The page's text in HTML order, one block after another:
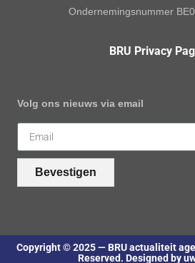
Ondernemingsnummer
BRU Privacy
Volg ons nieuws via email
Bevestigen
Copyright © 2025 — BRU actualiteit
Reserved. Designed by